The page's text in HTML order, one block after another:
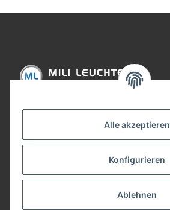
Alle akzeptieren
Konfigurieren
Ablehnen
Gesetzliche Informationen
Bezahlung